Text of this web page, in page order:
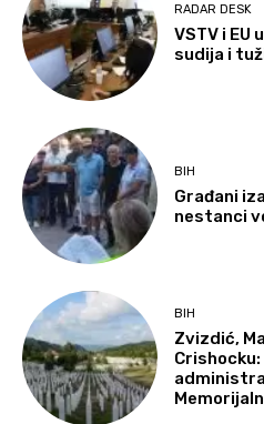
RADAR DESK
VSTV i EU
sudija i
BIH
Građani
nestanci
BIH
Zvizdić,